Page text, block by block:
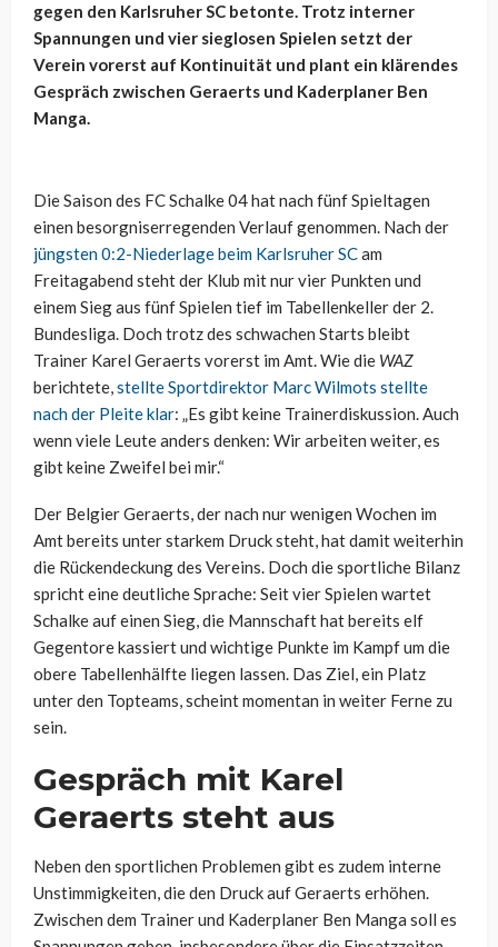
gegen den Karlsruher SC betonte. Trotz interner
Spannungen und vier sieglosen Spielen setzt der
Verein vorerst auf Kontinuität und plant ein klärendes
Gespräch zwischen Geraerts und Kaderplaner Ben
Manga.
Die Saison des FC Schalke 04 hat nach fünf Spieltagen
einen besorgniserregenden Verlauf genommen. Nach der
jüngsten 0:2-Niederlage beim Karlsruher SCam
Freitagabend steht der Klub mit nur vier Punkten und
einem Sieg aus fünf Spielen tief im Tabellenkeller der 2.
Bundesliga. Doch trotz des schwachen Starts bleibt
Trainer Karel Geraerts vorerst im Amt. Wie die WAZ
berichtete,stellte Sportdirektor Marc Wilmots stellte
nach der Pleite klar: „Es gibt keine Trainerdiskussion. Auch
wenn viele Leute anders denken: Wir arbeiten weiter, es
gibt keine Zweifel bei mir.“
Der Belgier Geraerts, der nach nur wenigen Wochen im
Amt bereits unter starkem Druck steht, hat damit weiterhin
die Rückendeckung des Vereins. Doch die sportliche Bilanz
spricht eine deutliche Sprache: Seit vier Spielen wartet
Schalke auf einen Sieg, die Mannschaft hat bereits elf
Gegentore kassiert und wichtige Punkte im Kampf um die
obere Tabellenhälfte liegen lassen. Das Ziel, ein Platz
unter den Topteams, scheint momentan in weiter Ferne zu
sein.
Gespräch mit Karel
Geraerts steht aus
Neben den sportlichen Problemen gibt es zudem interne
Unstimmigkeiten, die den Druck auf Geraerts erhöhen.
Zwischen dem Trainer und Kaderplaner Ben Manga soll es